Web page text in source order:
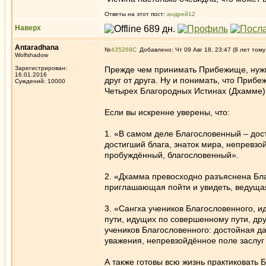
Ответы на этот пост: андрей12
Наверх
Antaradhana
Wolfshadow
Зарегистрирован:
16.01.2016
Суждений: 10000
№435269 Добавлено: Чт 09 Авг 18, 23:47 (8 лет
Прежде чем принимать Прибежище,
друг от друга. Ну и понимать, что
Четырех Благородных Истинах
Если вы искренне уверены, что:
1. «В самом деле Благословенный –
достигший блага, знаток мира,
пробуждённый, благословенный».
2. «Дхамма превосходно разъяснена
приглашающая пойти и увидеть,
3. «Сангха учеников
пути, идущих по совершенному пути,
учеников Благословенного: достойная
уважения, непревзойдённое поле
А также готовы всю жизнь